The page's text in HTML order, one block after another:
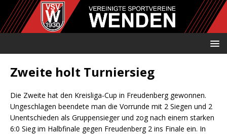
Zweite holt Turniersieg
Die Zweite hat den Kreisliga-Cup in Freudenberg gewonnen.
Ungeschlagen beendete man die Vorrunde mit 2 Siegen und 2
Unentschieden als Gruppensieger und zog nach einem starken
6:0 Sieg im Halbfinale gegen Freudenberg 2 ins Finale ein. In